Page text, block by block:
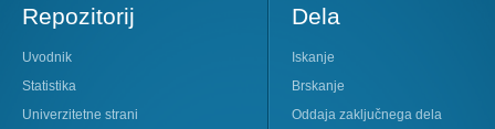
Repozitorij
Uvodnik
Statistika
Univerzitetne strani
Dela
Iskanje
Brskanje
Oddaja zaključnega dela